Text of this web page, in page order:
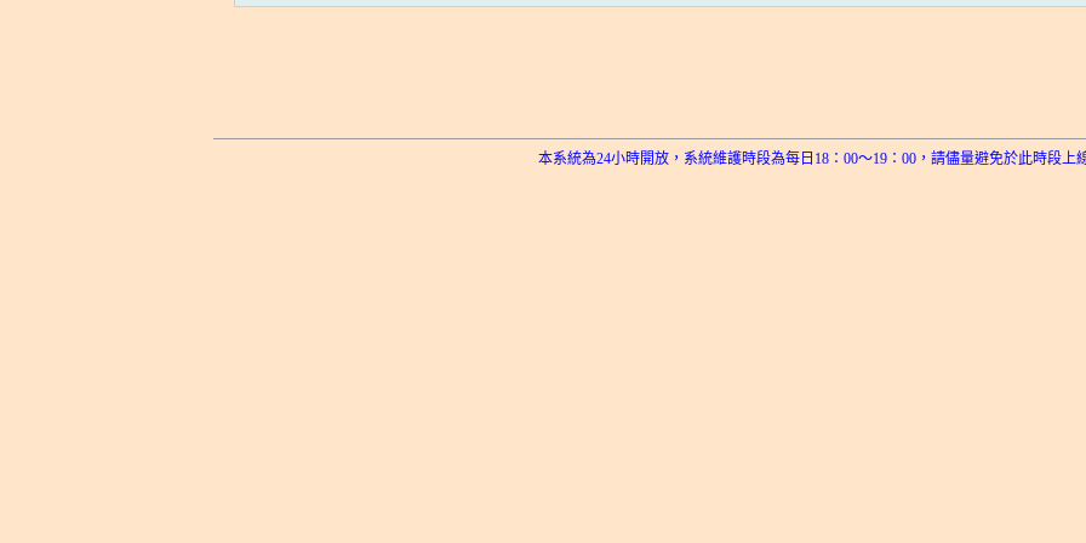
本系統為24小時開放，系統維護時段為每日18：00～19：00，請儘量避免於此時段上